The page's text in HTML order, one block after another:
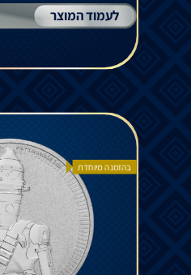
לעמוד המוצר
בהזמנה מיוחדת